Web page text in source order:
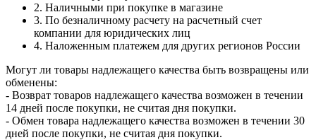
2. Наличными при покупке в магазине
3. По безналичному расчету на расчетный счет
компании для юридических лиц
4. Наложенным платежем для других регионов России
Могут ли товары надлежащего качества быть возвращены или
обменены:
- Возврат товаров надлежащего качества возможен в течении
14 дней после покупки, не считая дня покупки.
- Обмен товара надлежащего качества возможен в течении 30
дней после покупки, не считая дня покупки.